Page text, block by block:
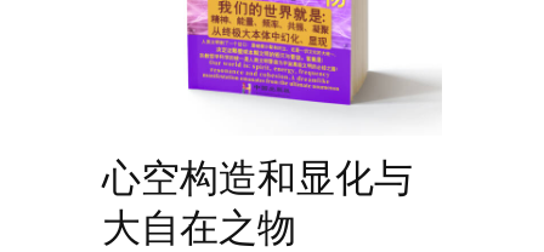
心空构造和显化与
大自在之物